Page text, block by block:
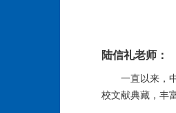
陆信礼老师：
一直以来，
校文献典藏，丰